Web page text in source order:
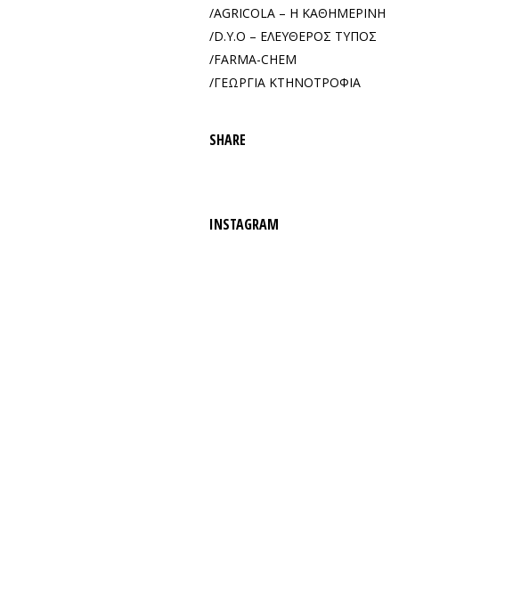
AGRICOLA – Η ΚΑΘΗΜΕΡΙΝΗ
D.Y.O – ΕΛΕΥΘΕΡΟΣ ΤΥΠΟΣ
FARMA-CHEM
ΓΕΩΡΓΙΑ ΚΤΗΝΟΤΡΟΦΙΑ
SHARE
INSTAGRAM